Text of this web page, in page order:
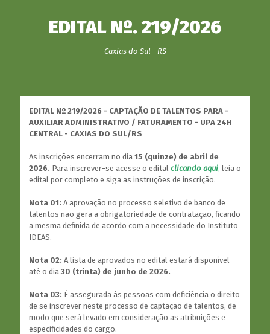
EDITAL Nº. 219/2026
Caxias do Sul - RS
EDITAL Nº 219/2026 - CAPTAÇÃO DE TALENTOS PARA -
AUXILIAR ADMINISTRATIVO / FATURAMENTO - UPA 24H
CENTRAL - CAXIAS DO SUL/RS
As inscrições encerram no dia 15 (quinze) de abril de
2026. Para inscrever-se acesse o edital clicando aqui, leia o
edital por completo e siga as instruções de inscrição.
Nota 01: A aprovação no processo seletivo de banco de
talentos não gera a obrigatoriedade de contratação, ficando
a mesma definida de acordo com a necessidade do Instituto
IDEAS.
Nota 02: A lista de aprovados no edital estará disponível
até o dia 30 (trinta) de junho de 2026.
Nota 03: É assegurada às pessoas com deficiência o direito
de se inscrever neste processo de captação de talentos, de
modo que será levado em consideração as atribuições e
especificidades do cargo.